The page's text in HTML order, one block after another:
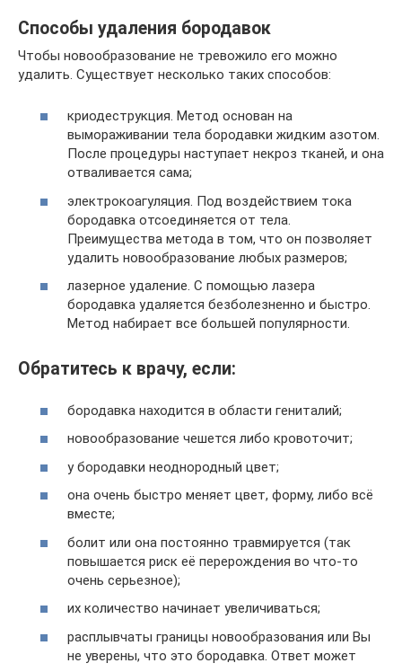
Способы удаления бородавок
Чтобы новообразование не тревожило его можно
удалить. Существует несколько таких способов:
криодеструкция. Метод основан на
вымораживании тела бородавки жидким азотом.
После процедуры наступает некроз тканей, и она
отваливается сама;
электрокоагуляция. Под воздействием тока
бородавка отсоединяется от тела.
Преимущества метода в том, что он позволяет
удалить новообразование любых размеров;
лазерное удаление. С помощью лазера
бородавка удаляется безболезненно и быстро.
Метод набирает все большей популярности.
Обратитесь к врачу, если:
бородавка находится в области гениталий;
новообразование чешется либо кровоточит;
у бородавки неоднородный цвет;
она очень быстро меняет цвет, форму, либо всё
вместе;
болит или она постоянно травмируется (так
повышается риск её перерождения во что-то
очень серьезное);
их количество начинает увеличиваться;
расплывчаты границы новообразования или Вы
не уверены, что это бородавка. Ответ может